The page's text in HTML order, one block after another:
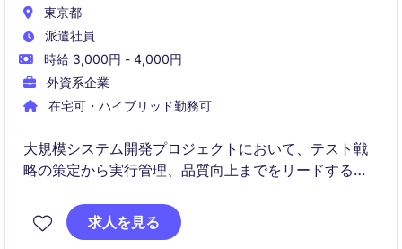
東京都
派遣社員
時給 3,000円 - 4,000円
外資系企業
在宅可・ハイブリッド勤務可
大規模システム開発プロジェクトにおいて、テスト戦
略の策定から実行管理、品質向上までをリードするシ
テークホルダーと連携しながら、テストチームを統括
し、高品質なシステムリリースを実現していただきま
求人を見る